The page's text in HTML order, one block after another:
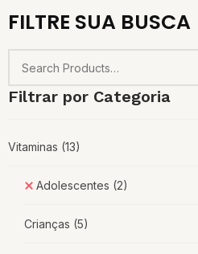
FILTRE SUA BUSCA
Filtrar por Categoria
Vitaminas (13)
Adolescentes (2)
Crianças (5)